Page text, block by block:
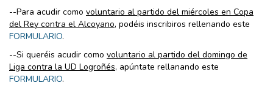
--Para acudir como voluntario al partido del miércoles en Copa
del Rey contra el Alcoyano, podéis inscribiros rellenando este
FORMULARIO.
--Si queréis acudir como voluntario al partido del domingo de
Liga contra la UD Logroñés, apúntate rellanando este
FORMULARIO.